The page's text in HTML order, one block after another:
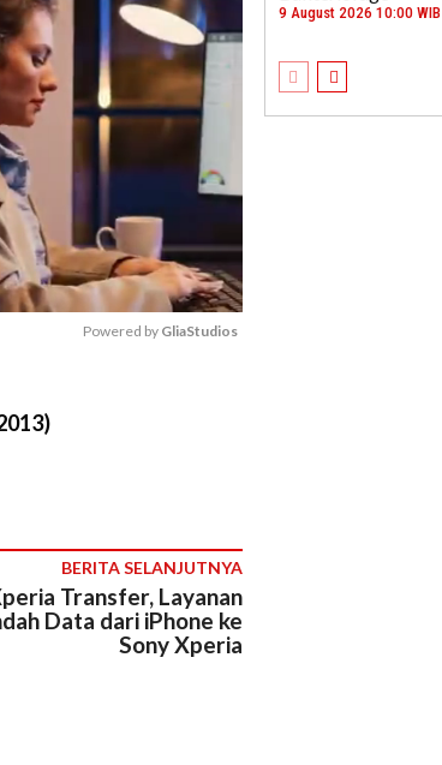
Powered by GliaStudios
BERITA SELANJUTNYA
Transfer, Layanan
Data dari iPhone ke
Sony Xperia
9 August 2026 10:00 WIB